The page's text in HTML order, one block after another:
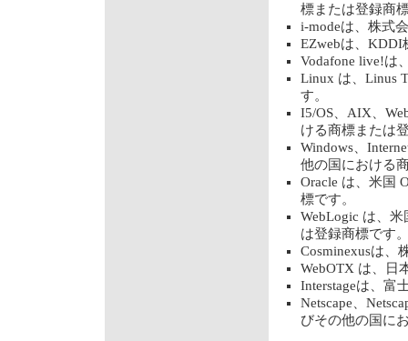
標または登録商
i-modeは、株式
EZwebは、KDDI
Vodafone live!は
Linux は、Linus
す。
I5/OS、AIX、
ける商標または
Windows、
他の国における
Oracle は、米国
標です。
WebLogic は、
は登録商標です
Cosminexusは、
WebOTX は、日
Interstageは、富
Netscape、
びその他の国に